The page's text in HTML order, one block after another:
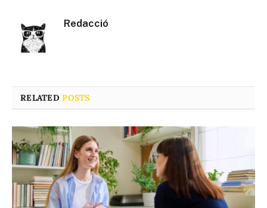
Redacció
RELATEDPOSTS